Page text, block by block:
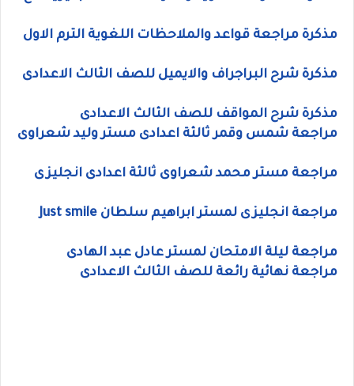
مذكرة مراجعة قواعد والملاحظات اللغوية الترم الاول
مذكرة شرح البراجراف والايميل للصف الثالث الاعدادى
مذكرة شرح المواقف للصف الثالث الاعدادى
مراجعة شمس وقمر ثالثة اعدادى مستر وليد شعراوى
مراجعة مستر محمد شعراوى ثالثة اعدادى انجليزى
مراجعة انجليزى لمستر ابراهيم سلطان Just smile
مراجعة ليلة الامتحان لمستر عادل عبد الهادى
مراجعة نهائية رائعة للصف الثالث الاعدادى